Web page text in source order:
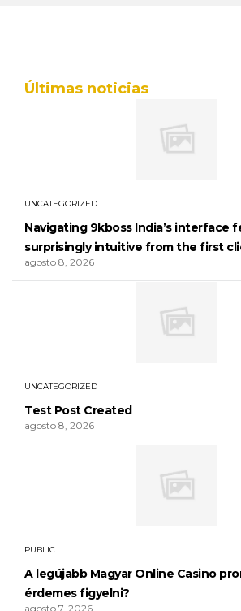
Últimas noticias
UNCATEGORIZED
Navigating 9kboss India’s interface
surprisingly intuitive from the first
agosto 8, 2026
UNCATEGORIZED
Test Post Created
agosto 8, 2026
PUBLIC
A legújabb Magyar Online Casino
érdemes figyelni?
agosto 7, 2026